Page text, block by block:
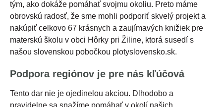
tým, ako dokáže pomáhať svojmu okoliu. Preto máme
obrovskú radosť, že sme mohli podporiť skvelý projekt a
nakúpiť celkovo 67 krásnych a zaujímavých knižiek pre
materskú školu v obci Hôrky pri Žiline, ktorá susedí s
našou slovenskou pobočkou plotyslovensko.sk.
Podpora regiónov je pre nás kľúčová
Tento dar nie je ojedinelou akciou. Dlhodobo a
pravidelne sa snažíme pomáhať v okolí našich